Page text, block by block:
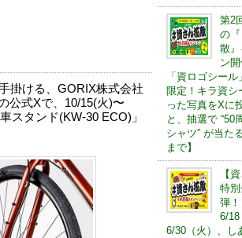
掛ける、GORIX株式会社
公式Xで、10/15(火)〜
スタンド(KW-30 ECO)」
第2
の
散
ン開
「資ロゴシー
限定！キラ資シ
った写真をXに
と、抽選で “50
シャツ” が当た
まで】
【
特
弾！
6/18
6/30（火）、し